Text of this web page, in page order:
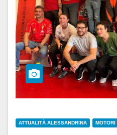
ATTUALITÀ ALESSANDRINA MOTORI